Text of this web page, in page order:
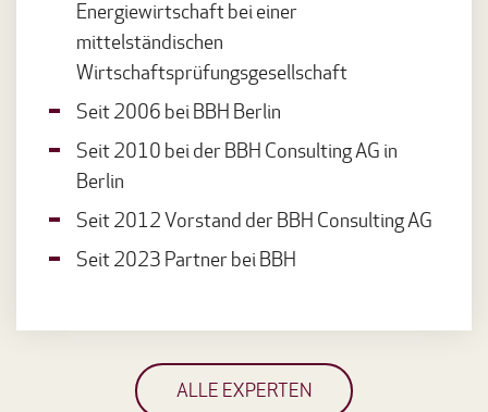
Energiewirtschaft bei einer
mittelständischen
Wirtschaftsprüfungsgesellschaft
Seit 2006 bei BBH Berlin
Seit 2010 bei der BBH Consulting AG in
Berlin
Seit 2012 Vorstand der BBH Consulting AG
Seit 2023 Partner bei BBH
ALLE EXPERTEN